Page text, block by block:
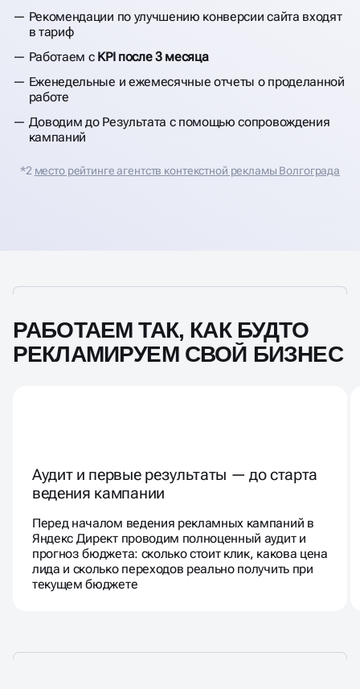
Рекомендации по улучшению конверсии сайта входят
в тариф
Работаем с KPI после 3 месяца
Еженедельные и ежемесячные отчеты о проделанной
работе
Доводим до Результата с помощью сопровождения
кампаний
*2 место рейтинге агентств контекстной рекламы Волгограда
РАБОТАЕМ ТАК, КАК БУДТО
РЕКЛАМИРУЕМ СВОЙ БИЗНЕС
Аудит и первые результаты — до старта
ведения кампании
Перед началом ведения рекламных кампаний в
Яндекс Директ проводим полноценный аудит и
прогноз бюджета: сколько стоит клик, какова цена
лида и сколько переходов реально получить при
текущем бюджете